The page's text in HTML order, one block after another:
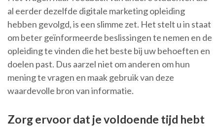
al eerder dezelfde digitale marketing opleiding
hebben gevolgd, is een slimme zet. Het stelt u in staat
om beter geïnformeerde beslissingen te nemen en de
opleiding te vinden die het beste bij uw behoeften en
doelen past. Dus aarzel niet om anderen om hun
mening te vragen en maak gebruik van deze
waardevolle bron van informatie.
Zorg ervoor dat je voldoende tijd hebt